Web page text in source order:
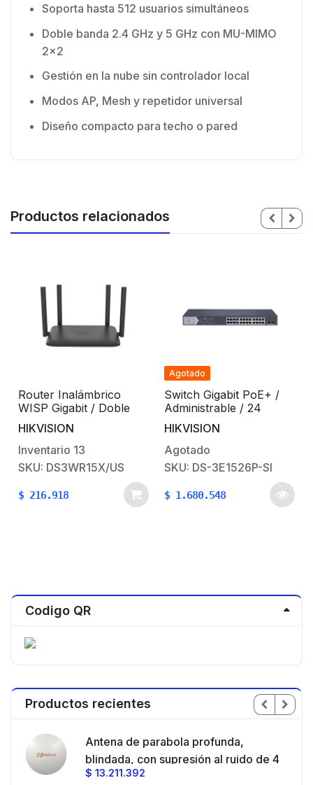
Soporta hasta 512 usuarios simultáneos
Doble banda 2.4 GHz y 5 GHz con MU-MIMO
2×2
Gestión en la nube sin controlador local
Modos AP, Mesh y repetidor universal
Diseño compacto para techo o pared
Productos relacionados
Router Inalámbrico
WISP Gigabit / Doble
Banda AC (2.4 GHz y 5
GHz) / Hasta 1501 Mbps
/ 4 Puertos 10/100/1000
Mbps / 4 Antenas
Externas
Omnidireccional de 5 dBi
/ Interior
HIKVISION
Inventario 13
SKU: DS3WR15X/US
$ 216.918
Agotado
Switch Gigabit PoE+ /
Administrable / 24
puertos 10/100/1000
Mbps PoE+ / 2 puertos
SFP / configuración
remota desde Hik-
ProConnect / PoE hasta
250 metros / 370 W
HIKVISION
Agotado
SKU: DS-3E1526P-SI
$ 1.680.548
Codigo QR
Productos recientes
Antena de parabola profunda,
blindada, con supresión al ruido de 4
ft, 5.9-7.2 GHz, Ganancia 36 dBi con
$ 13.211.392